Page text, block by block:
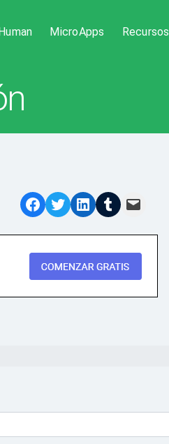
MicroApps Recursos